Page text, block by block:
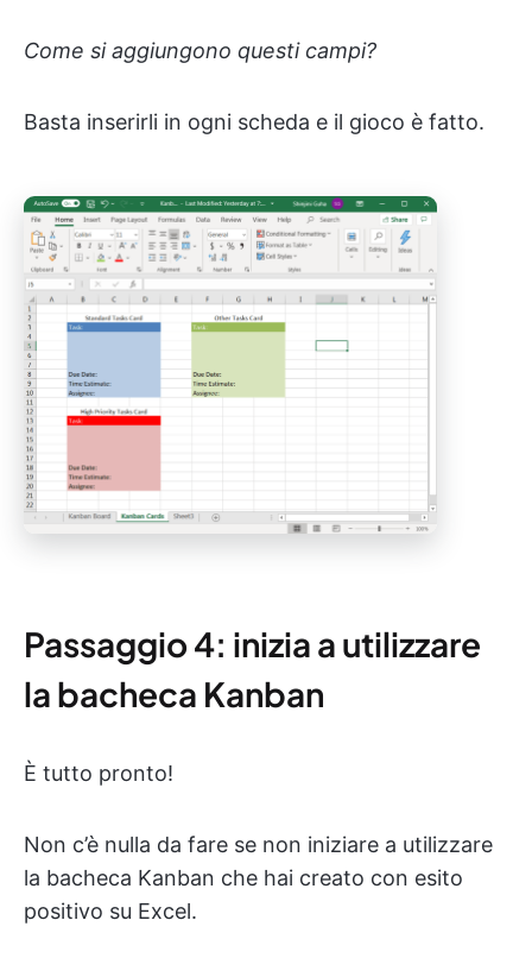
Come si aggiungono questi campi?
Basta inserirli in ogni scheda e il gioco è fatto.
Passaggio 4: inizia a utilizzare
la bacheca Kanban
È tutto pronto!
Non c’è nulla da fare se non iniziare a utilizzare
la bacheca Kanban che hai creato con esito
positivo su Excel.